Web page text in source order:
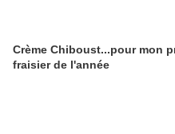
Crème Chiboust...pour mon
fraisier de l'année